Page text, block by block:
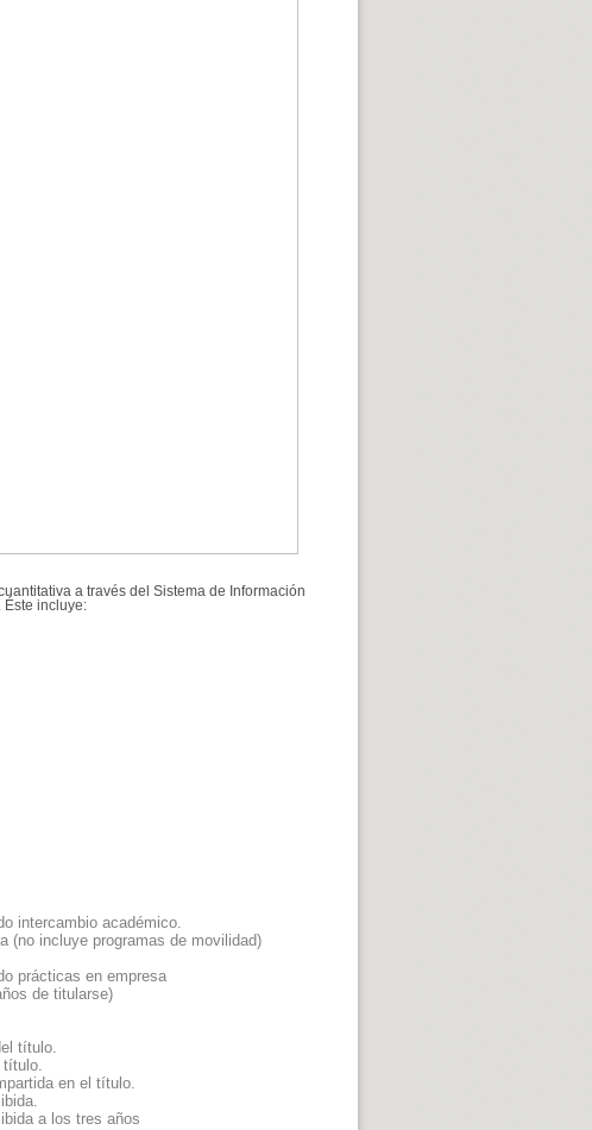
a través del Sistema de Información
Éste incluye:
intercambio académico.
(no incluye programas de movilidad)
prácticas en empresa
de titularse)
título.
título.
en el título.
a los tres años